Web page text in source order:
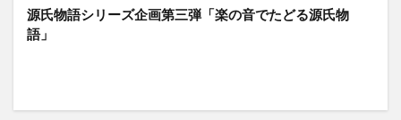
源氏物語シリーズ企画第三弾「楽の音でたどる源氏物
語」